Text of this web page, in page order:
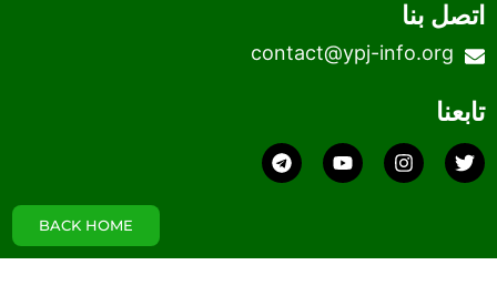
contact@ypj-
Instagram
Youtube
Telegram
BACK HOME